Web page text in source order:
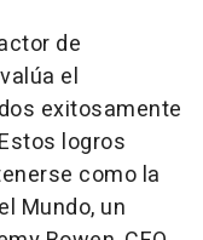
de
el
exitosamente
logros
como la
Mundo, un